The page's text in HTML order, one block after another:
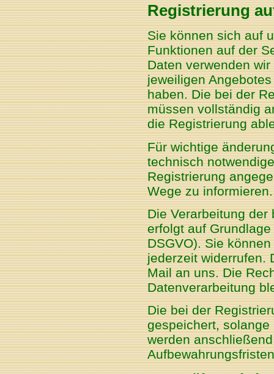
Registrierung
Sie können sich auf
Funktionen auf der
Daten verwenden
jeweiligen
haben. Die bei der
müssen vollständig
die Registrierung
Für wichtige
technisch
Registrierung
Wege zu informieren.
Die Verarbeitung der
erfolgt auf
DSGVO). Sie
jederzeit widerrufen.
Mail an uns. Die
Datenverarbeitung
Die bei der
gespeichert,
werden